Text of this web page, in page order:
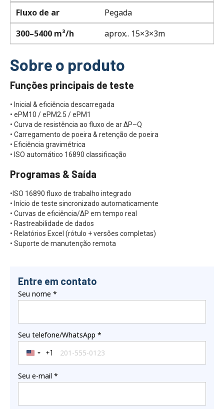
Fluxo de ar
Pegada
300–5400 m³/h
aprox.. 15×3×3m
Sobre o produto
Funções principais de teste
• Inicial & eficiência descarregada
• ePM10 / ePM2.5 / ePM1
• Curva de resistência ao fluxo de ar ΔP–Q
• Carregamento de poeira & retenção de poeira
• Eficiência gravimétrica
• ISO automático 16890 classificação
Programas & Saída
•ISO 16890 fluxo de trabalho integrado
• Início de teste sincronizado automaticamente
• Curvas de eficiência/ΔP em tempo real
• Rastreabilidade de dados
• Relatórios Excel (rótulo + versões completas)
• Suporte de manutenção remota
Entre em contato
Seu nome *
Seu telefone/WhatsApp *
United States +1
+1
Seu e-mail *